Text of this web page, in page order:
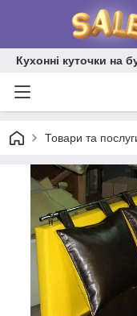
Кухонні куточки на
Товари та